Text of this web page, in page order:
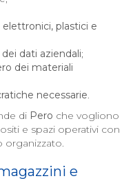
plastici e
dati aziendali;
dei materiali
necessarie.
di Pero che vogliono
e spazi operativi con
organizzato.
e